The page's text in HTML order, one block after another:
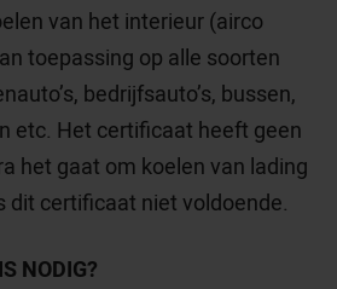
van het interieur (airco
toepassing op alle soorten
bedrijfsauto’s, bussen,
etc. Het certificaat heeft geen
het gaat om koelen van lading
dit certificaat niet voldoende.
NODIG?